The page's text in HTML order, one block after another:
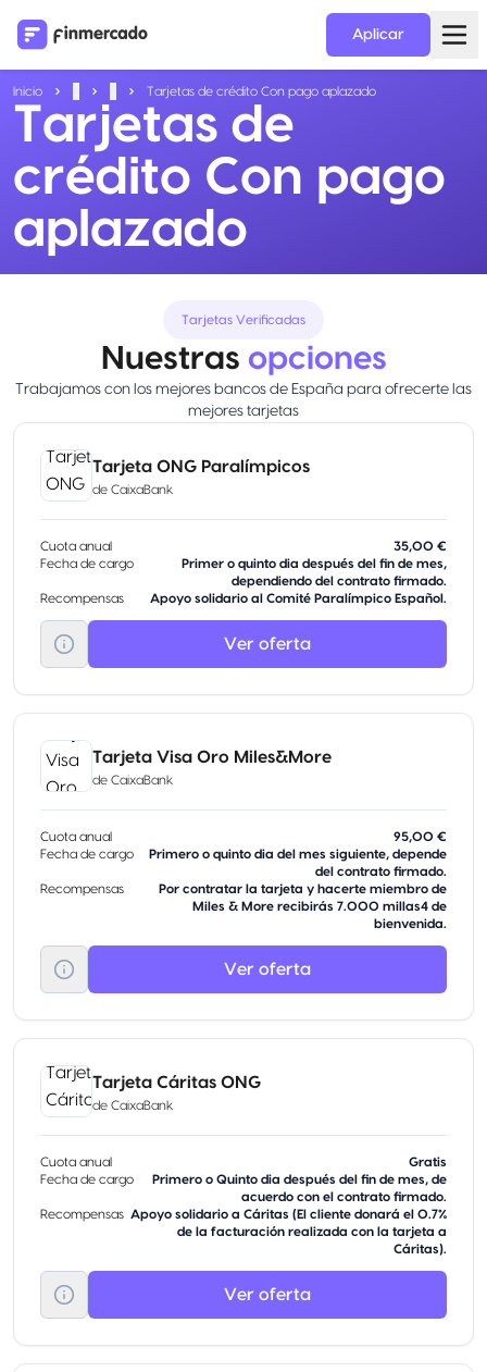
Aplicar
Inicio Tarjetas de crédito Con pago aplazado
Tarjetas de
crédito Con pago
aplazado
Tarjetas Verificadas
Nuestras opciones
Trabajamos con los mejores bancos de España para ofrecerte las
mejores tarjetas
Tarjeta ONG Paralímpicos
de CaixaBank
Cuota anual
35,00 €
Fecha de cargo
Primer o quinto dia después del fin de mes,
dependiendo del contrato firmado.
Recompensas
Apoyo solidario al Comité Paralímpico Español.
Ver oferta
Tarjeta Visa Oro Miles&More
de CaixaBank
Cuota anual
95,00 €
Fecha de cargo
Primero o quinto dia del mes siguiente, depende
del contrato firmado.
Recompensas
Por contratar la tarjeta y hacerte miembro de
Miles & More recibirás 7.000 millas4 de
bienvenida.
Ver oferta
Tarjeta Cáritas ONG
de CaixaBank
Cuota anual
Gratis
Fecha de cargo
Primero o Quinto dia después del fin de mes, de
acuerdo con el contrato firmado.
Recompensas Apoyo solidario a Cáritas (El cliente donará el 0.7%
de la facturación realizada con la tarjeta a
Cáritas).
Ver oferta